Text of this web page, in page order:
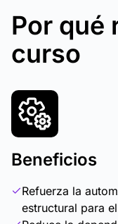
Por qué
curso
Beneficios
Refuerza la
estructural para